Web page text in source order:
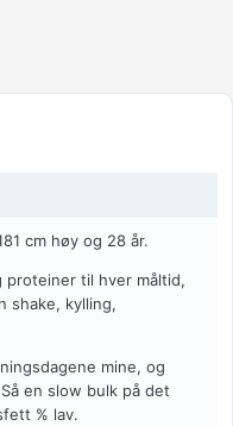
cm høy og 28 år.
proteiner til hver måltid,
shake, kylling,
mine, og
en slow bulk på det
% lav.